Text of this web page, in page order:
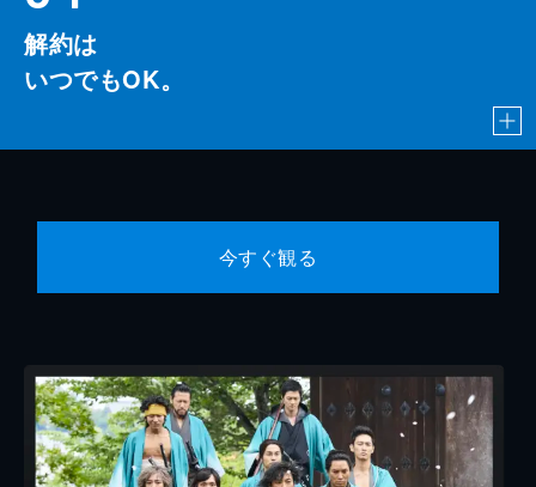
解約は
いつでもOK。
今すぐ観る